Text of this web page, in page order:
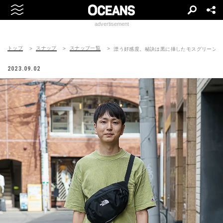
advertisement
トップ スナップ スナップ一覧 漂う好感度。秘訣は黒に挿したモスグリーン
2023.09.02